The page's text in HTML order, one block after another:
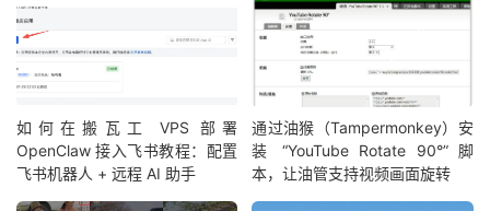
如何在搬瓦工 VPS 部署
OpenClaw 接入飞书教程：配置
飞书机器人 + 远程 AI 助手
通过油猴（Tampermonkey）安
装 “YouTube Rotate 90°” 脚
本，让油管支持视频画面旋转